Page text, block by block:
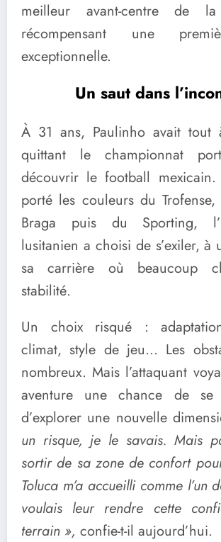
meilleur avant-centre de
récompensant une
exceptionnelle.
Un saut dans
À 31 ans, Paulinho avait tout
quittant le championnat
découvrir le football
porté les couleurs du
Braga puis du Sporting,
lusitanien a choisi de s’exiler, à
sa carrière où beaucoup
stabilité.
Un choix risqué :
climat, style de jeu… Les
nombreux. Mais l’attaquant
aventure une chance de se
d’explorer une nouvelle
un risque, je le savais. Mais
sortir de sa zone de confort
Toluca m’a accueilli comme l’un
voulais leur rendre cette
terrain », confie-t-il aujourd’hui.